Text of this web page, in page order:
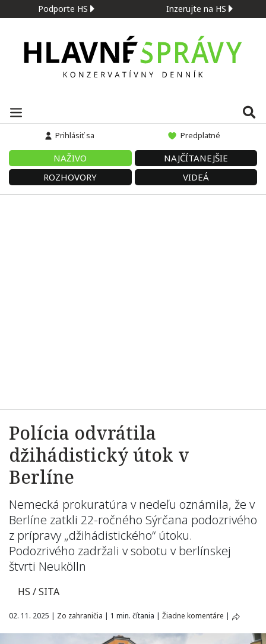
Podporte HS Inzerujte na HS
Prihlásiť sa Predplatné
NAŽIVO
NAJČÍTANEJŠIE
ROZHOVORY
VIDEÁ
Polícia odvrátila
džihádistický útok v
Berlíne
Nemecká prokuratúra v nedeľu oznámila, že v
Berlíne zatkli 22-ročného Sýrčana podozrivého
z prípravy „džihádistického“ útoku.
Podozrivého zadržali v sobotu v berlínskej
štvrti Neukölln
HS / SITA
02. 11. 2025 | Zo zahraničia | 1 min. čítania | Žiadne komentáre |